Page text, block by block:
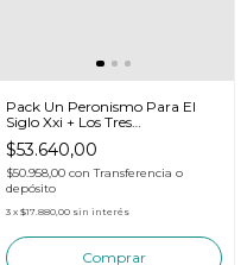
Pack Un Peronismo Para El
Siglo Xxi + Los Tres
Kirchnerismos - Siglo XXI
Editores
$53.640,00
$50.958,00 con Transferencia o
depósito
3 x $17.880,00 sin interés